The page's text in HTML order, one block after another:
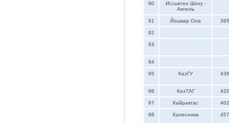
90
Иссыктен Шоху -
Акгюль
91 Йошкар Ола
92
93
94
95 КазГУ
96 КазТАГ
97 Кайрактас
98 Калесника